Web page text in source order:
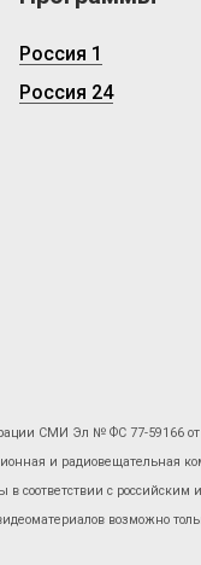
Россия 1
Россия 24
СМИ Эл № ФС 77-59166
и радиовещательная
с российским
возможно